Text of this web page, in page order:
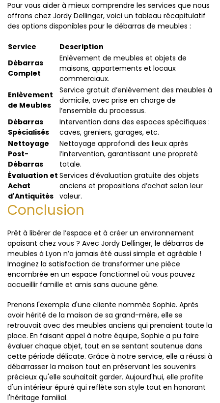
Pour vous aider à mieux comprendre les services que nous
offrons chez Jordy Dellinger, voici un tableau récapitulatif
des options disponibles pour le débarras de meubles :
Service
Description
Débarras
Complet
Enlèvement de meubles et objets de
maisons, appartements et locaux
commerciaux.
Enlèvement
de Meubles
Service gratuit d’enlèvement des meubles à
domicile, avec prise en charge de
l’ensemble du processus.
Débarras
Spécialisés
Intervention dans des espaces spécifiques :
caves, greniers, garages, etc.
Nettoyage
Post-
Débarras
Nettoyage approfondi des lieux après
l’intervention, garantissant une propreté
totale.
Évaluation et
Achat
d'Antiquités
Services d’évaluation gratuite des objets
anciens et propositions d’achat selon leur
valeur.
Conclusion
Prêt à libérer de l’espace et à créer un environnement
apaisant chez vous ? Avec Jordy Dellinger, le débarras de
meubles à Lyon n’a jamais été aussi simple et agréable !
Imaginez la satisfaction de transformer une pièce
encombrée en un espace fonctionnel où vous pouvez
accueillir famille et amis sans aucune gêne.
Prenons l'exemple d'une cliente nommée Sophie. Après
avoir hérité de la maison de sa grand-mère, elle se
retrouvait avec des meubles anciens qui prenaient toute la
place. En faisant appel à notre équipe, Sophie a pu faire
évaluer chaque objet, tout en se sentant soutenue dans
cette période délicate. Grâce à notre service, elle a réussi à
débarrasser la maison tout en préservant les souvenirs
précieux qu'elle souhaitait garder. Aujourd'hui, elle profite
d'un intérieur épuré qui reflète son style tout en honorant
l'héritage familial.